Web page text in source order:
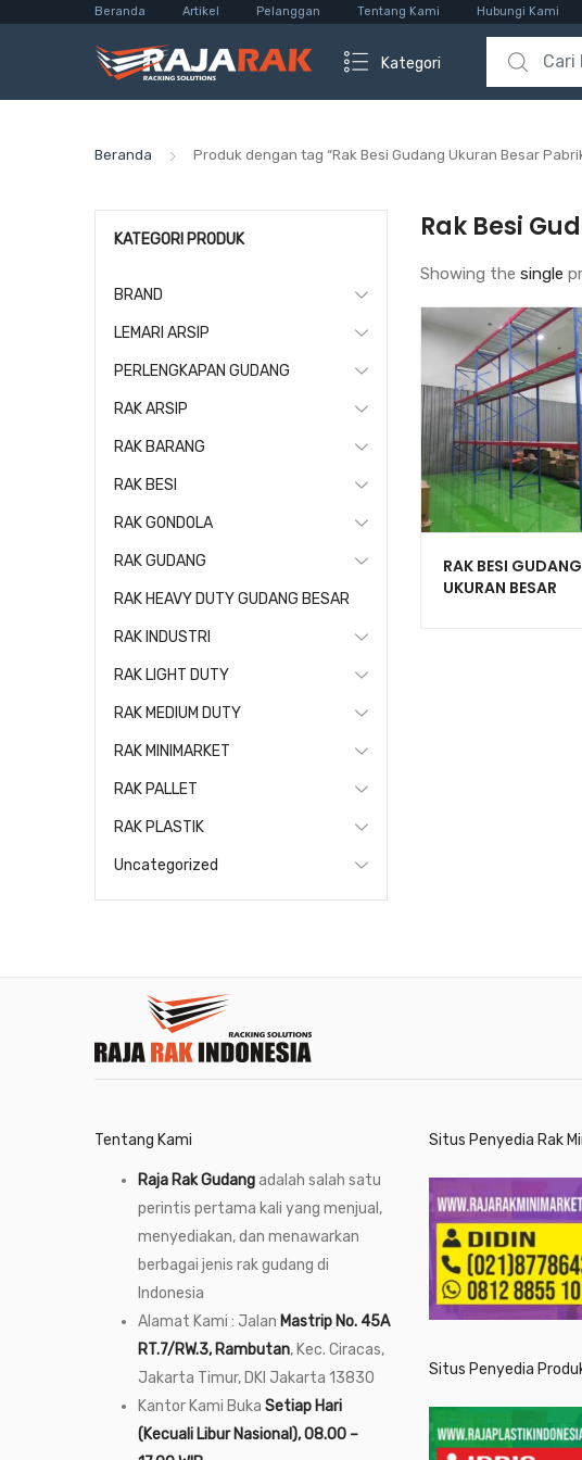
Beranda Artikel Pelanggan Tentang Kami Hubungi Kami
Kategori
Search for:
Beranda Produk dengan tag “Rak Besi Gudang Ukuran Besar
Rak Besi
Showing the single
RAK BESI GUDANG
UKURAN BESAR
KATEGORI PRODUK
BRAND
LEMARI ARSIP
PERLENGKAPAN GUDANG
RAK ARSIP
RAK BARANG
RAK BESI
RAK GONDOLA
RAK GUDANG
RAK HEAVY DUTY GUDANG BESAR
RAK INDUSTRI
RAK LIGHT DUTY
RAK MEDIUM DUTY
RAK MINIMARKET
RAK PALLET
RAK PLASTIK
Uncategorized
Tentang Kami
Raja Rak Gudangadalah salah satu
perintis pertama kali yang menjual,
menyediakan, dan menawarkan
berbagai jenis rak gudang di
Indonesia
Alamat Kami : Jalan Mastrip No. 45A
RT.7/RW.3, Rambutan, Kec. Ciracas,
Jakarta Timur, DKI Jakarta 13830
Kantor Kami Buka Setiap Hari
(Kecuali Libur Nasional), 08.00 –
Situs Penyedia Rak
Situs Penyedia